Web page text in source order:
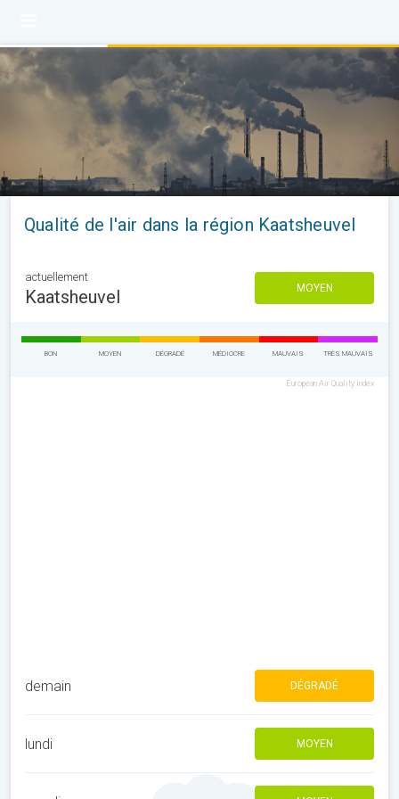
Qualité de l'air dans la région Kaatsheuvel
actuellement
Kaatsheuvel MOYEN
BON MOYEN DÉGRADÉ MÉDIOCRE MAUVAIS TRÈS MAUVAIS
European Air Quality Index
demain DÉGRADÉ
lundi MOYEN